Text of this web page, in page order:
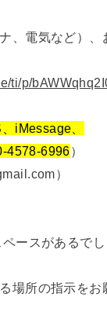
、電気など）、
ti/p/
iMessage、
4578-6996）
）
ースがあるで
場所の指示をお